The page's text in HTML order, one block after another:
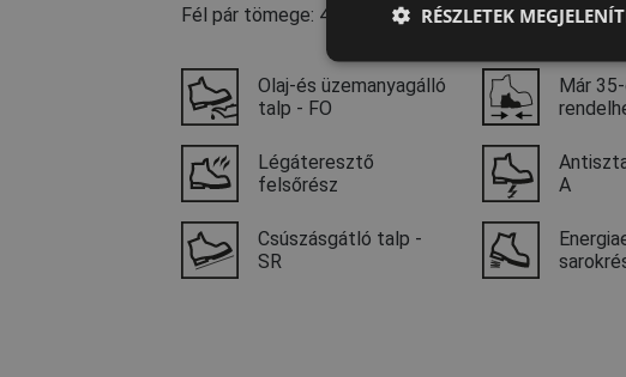
Fél pár tömege: 410 g
Olaj-és üzemanyagálló
talp - FO
Már
Légáteresztő
felsőrész
A
Csúszásgátló talp -
SR
RÉSZLETEK